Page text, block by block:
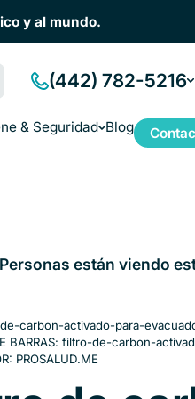
y al mundo.
& Seguridad Blog
(442) 782-5216
Personas están viendo
carbon-activado-para-
BARRAS: filtro-de-carbon-
PROSALUD.ME